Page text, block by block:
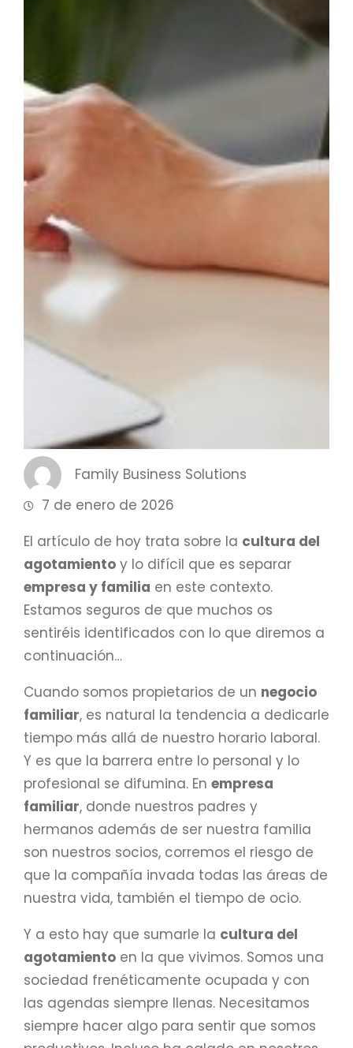
Family Business Solutions
7 de enero de 2026
El artículo de hoy trata sobre la cultura del
agotamiento y lo difícil que es separar
empresa y familia en este contexto.
Estamos seguros de que muchos os
sentiréis identificados con lo que diremos a
continuación…
Cuando somos propietarios de un negocio
familiar, es natural la tendencia a dedicarle
tiempo más allá de nuestro horario laboral.
Y es que la barrera entre lo personal y lo
profesional se difumina. En empresa
familiar, donde nuestros padres y
hermanos además de ser nuestra familia
son nuestros socios, corremos el riesgo de
que la compañía invada todas las áreas de
nuestra vida, también el tiempo de ocio.
Y a esto hay que sumarle la cultura del
agotamiento en la que vivimos. Somos una
sociedad frenéticamente ocupada y con
las agendas siempre llenas. Necesitamos
siempre hacer algo para sentir que somos